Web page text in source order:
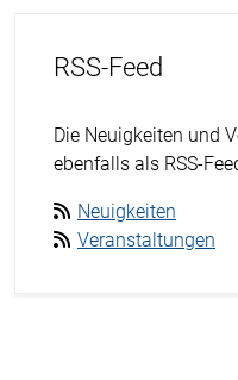
RSS-Feed
Die Neuigkeiten und
ebenfalls als RSS-
Neuigkeiten
Veranstaltungen